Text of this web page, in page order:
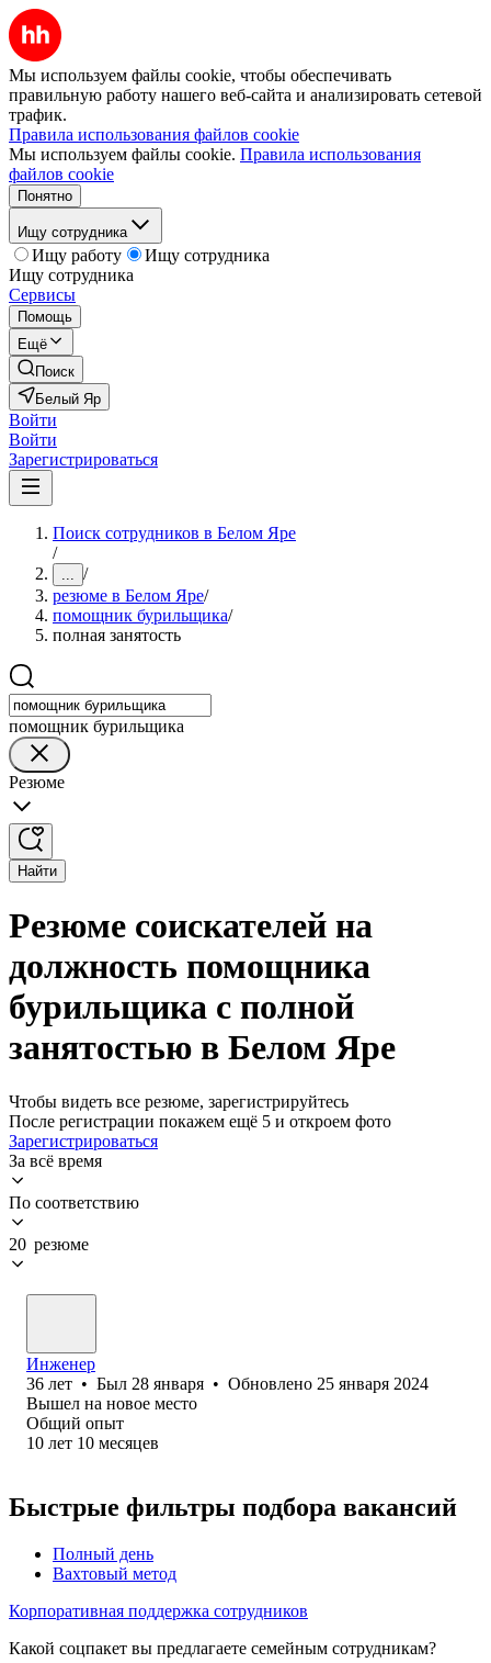
Мы используем файлы cookie, чтобы обеспечивать
правильную работу нашего веб-сайта и анализировать сетевой
трафик.
Правила использования файлов cookie
Мы используем файлы cookie. Правила использования
файлов cookie
Понятно
Ищу сотрудника
Ищу работу
Ищу сотрудника
Ищу сотрудника
Сервисы
Помощь
Ещё
Поиск
Белый Яр
Войти
Войти
Зарегистрироваться
Поиск сотрудников в Белом Яре
/
... /
резюме в Белом Яре/
помощник бурильщика/
полная занятость
помощник бурильщика
Резюме
Найти
Резюме соискателей на
должность помощника
бурильщика с полной
занятостью в Белом Яре
Чтобы видеть все резюме, зарегистрируйтесь
После регистрации покажем ещё 5 и откроем фото
Зарегистрироваться
За всё время
По соответствию
20 резюме
Инженер
36 лет • Был 28 января • Обновлено 25 января 2024
Вышел на новое место
Общий опыт
10 лет 10 месяцев
Быстрые фильтры подбора вакансий
Полный день
Вахтовый метод
Корпоративная поддержка сотрудников
Какой соцпакет вы предлагаете семейным сотрудникам?